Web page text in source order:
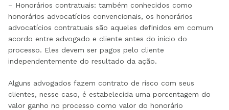
– Honorários contratuais: também conhecidos como
honorários advocatícios convencionais, os honorários
advocatícios contratuais são aqueles definidos em comum
acordo entre advogado e cliente antes do início do
processo. Eles devem ser pagos pelo cliente
independentemente do resultado da ação.
Alguns advogados fazem contrato de risco com seus
clientes, nesse caso, é estabelecida uma porcentagem do
valor ganho no processo como valor do honorário